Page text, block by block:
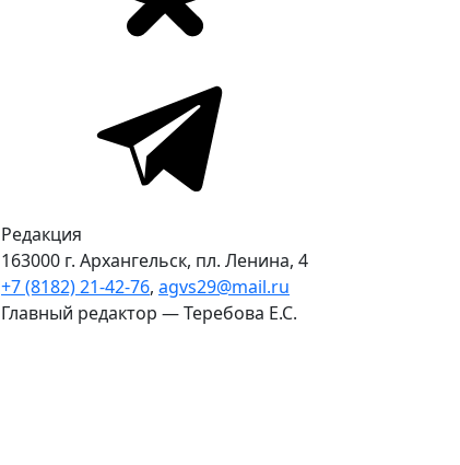
Редакция
163000 г. Архангельск, пл. Ленина, 4
+7 (8182) 21-42-76, agvs29@mail.ru
Главный редактор — Теребова Е.С.